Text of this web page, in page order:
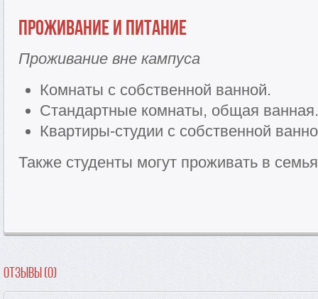
Проживание и питание
Проживание вне кампуса
Комнаты с собственной ванной.
Стандартные комнаты, общая ванная.
Квартиры-студии с собственной
Также студенты могут проживать в
Отзывы (0)